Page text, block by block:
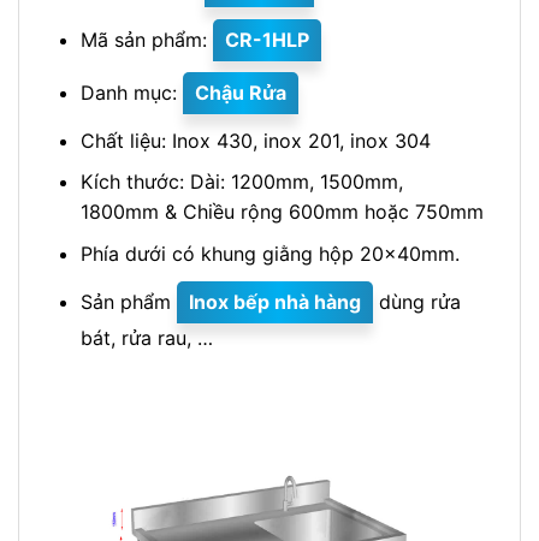
Mã sản phẩm: CR-1HLP
Danh mục:
Chậu Rửa
Chất liệu: Inox 430, inox 201, inox 304
Kích thước: Dài: 1200mm, 1500mm,
1800mm & Chiều rộng 600mm hoặc 750mm
Phía dưới có khung giằng hộp 20x40mm.
Sản phẩm
Inox bếp nhà hàng
dùng rửa
bát, rửa rau, …